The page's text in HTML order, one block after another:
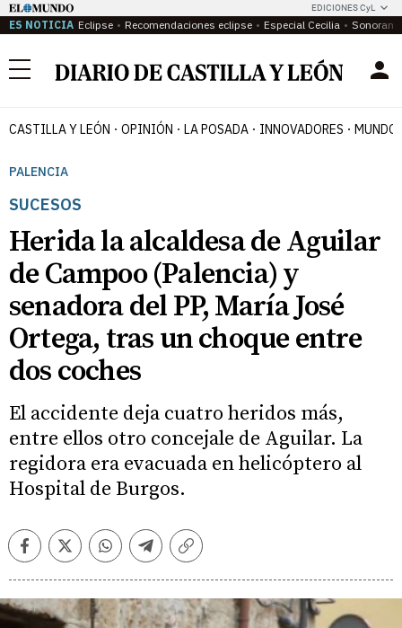
EDICIONES CyL
ES NOTICIA Eclipse Recomendaciones eclipse Especial Cecilia
Menú
CASTILLA Y LEÓN OPINIÓN LA POSADA INNOVADORES MUNDO
PALENCIA
SUCESOS
Herida la alcaldesa de Aguilar
de Campoo (Palencia) y
senadora del PP, María José
Ortega, tras un choque entre
dos coches
El accidente deja cuatro heridos más,
entre ellos otro concejale de Aguilar. La
regidora era evacuada en helicóptero al
Hospital de Burgos.
FacebookTwitterWhatsappTelegramCopiar